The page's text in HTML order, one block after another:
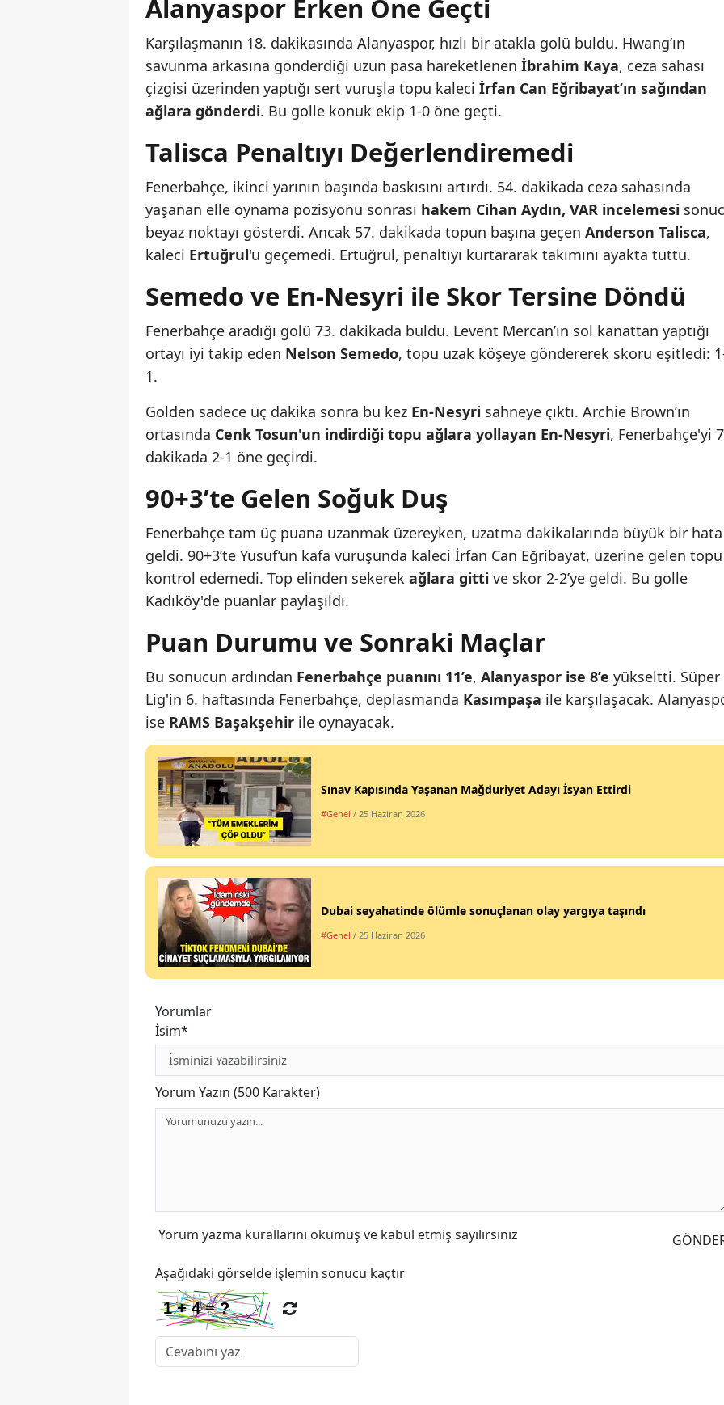
Alanyaspor Erken Öne Geçti
Karşılaşmanın 18. dakikasında Alanyaspor, hızlı bir atakla golü buldu. Hwang’ın
savunma arkasına gönderdiği uzun pasa hareketlenen İbrahim Kaya, ceza sahası
çizgisi üzerinden yaptığı sert vuruşla topu kaleci İrfan Can Eğribayat’ın sağından
ağlara gönderdi. Bu golle konuk ekip 1-0 öne geçti.
Talisca Penaltıyı Değerlendiremedi
Fenerbahçe, ikinci yarının başında baskısını artırdı. 54. dakikada ceza sahasında
yaşanan elle oynama pozisyonu sonrası hakem Cihan Aydın, VAR incelemesi
beyaz noktayı gösterdi. Ancak 57. dakikada topun başına geçen Anderson Talisca,
kaleci Ertuğrul'u geçemedi. Ertuğrul, penaltıyı kurtararak takımını ayakta tuttu.
Semedo ve En-Nesyri ile Skor Tersine Döndü
Fenerbahçe aradığı golü 73. dakikada buldu. Levent Mercan’ın sol kanattan yaptığı
ortayı iyi takip eden Nelson Semedo, topu uzak köşeye göndererek skoru eşitledi:
1.
Golden sadece üç dakika sonra bu kez En-Nesyri sahneye çıktı. Archie Brown’ın
ortasında Cenk Tosun'un indirdiği topu ağlara yollayan En-Nesyri, Fenerbahçe'yi
dakikada 2-1 öne geçirdi.
90+3’te Gelen Soğuk Duş
Fenerbahçe tam üç puana uzanmak üzereyken, uzatma dakikalarında büyük bir hata
geldi. 90+3’te Yusuf’un kafa vuruşunda kaleci İrfan Can Eğribayat, üzerine gelen topu
kontrol edemedi. Top elinden sekerek ağlara gitti ve skor 2-2’ye geldi. Bu golle
Kadıköy'de puanlar paylaşıldı.
Puan Durumu ve Sonraki Maçlar
Bu sonucun ardından Fenerbahçe puanını 11’e, Alanyaspor ise 8’e yükseltti. Süper
Lig'in 6. haftasında Fenerbahçe, deplasmanda Kasımpaşa ile karşılaşacak.
ise RAMS Başakşehir ile oynayacak.
Sınav Kapısında Yaşanan Mağduriyet Adayı İsyan Ettirdi
#Genel / 25 Haziran 2026
Dubai seyahatinde ölümle sonuçlanan olay yargıya taşındı
#Genel / 25 Haziran 2026
Yorumlar
İsim*
Yorum Yazın (500 Karakter)
Yorum yazma kurallarını okumuş ve kabul etmiş sayılırsınız
Aşağıdaki görselde işlemin sonucu kaçtır